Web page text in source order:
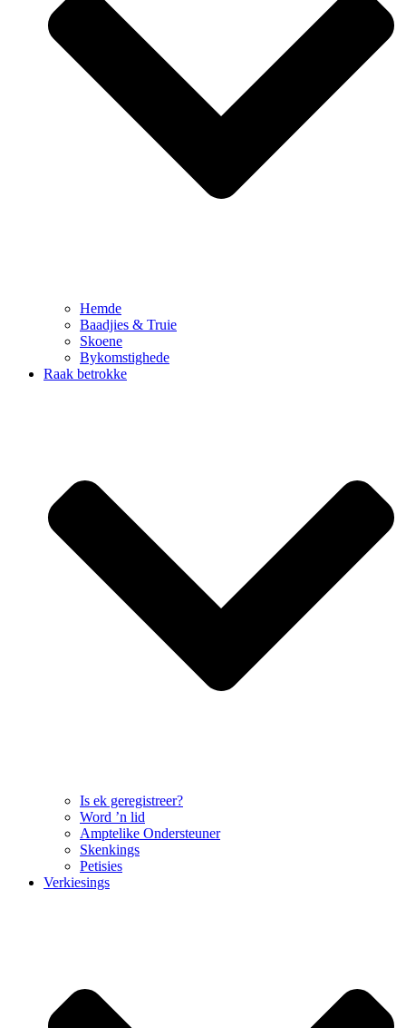
Hemde
Baadjies & Truie
Skoene
Bykomstighede
Raak betrokke
Is ek geregistreer?
Word ’n lid
Amptelike Ondersteuner
Skenkings
Petisies
Verkiesings